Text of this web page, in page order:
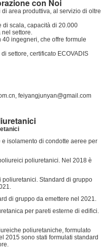
con Noi
area produttiva, al servizio di oltre
di scala, capacità di 20.000
settore.
ingegneri, che offre formule
settore, certificato ECOVADIS
feiyangjunyan@gmail.com
isolamento di condotte aeree per
poliuretanici. Nel 2018 è
Standard di gruppo
di gruppo da emettere nel 2021.
per pareti esterne di edifici.
poliuretaniche, formulato
2015 sono stati formulati standard